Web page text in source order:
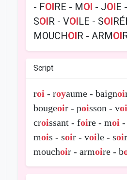
- FOIRE - MOI - JOIE -
SOIR - VOILE - SOI
MOUCHOIR - ARMOI
Script
roi - royaume - baignoi
bougeoir - poisson - voi
croissant - foire - moi -
mois - soir - voile - soi
mouchoir - armoire - b